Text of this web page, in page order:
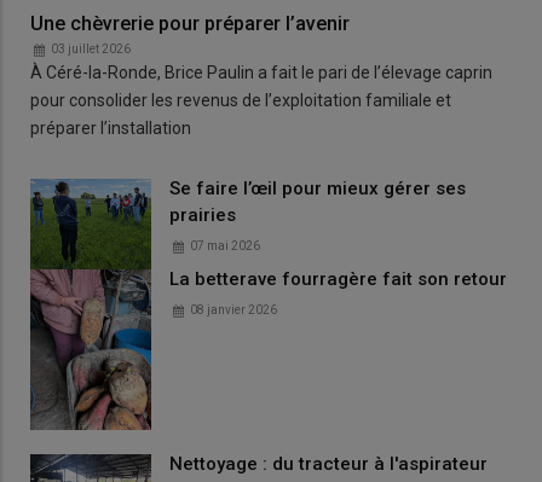
Une chèvrerie pour préparer l’avenir
03 juillet 2026
À Céré-la-Ronde, Brice Paulin a fait le pari de l’élevage caprin
pour consolider les revenus de l’exploitation familiale et
préparer l’installation
Se faire l’œil pour mieux gérer ses
prairies
07 mai 2026
La betterave fourragère fait son retour
08 janvier 2026
Nettoyage : du tracteur à l'aspirateur